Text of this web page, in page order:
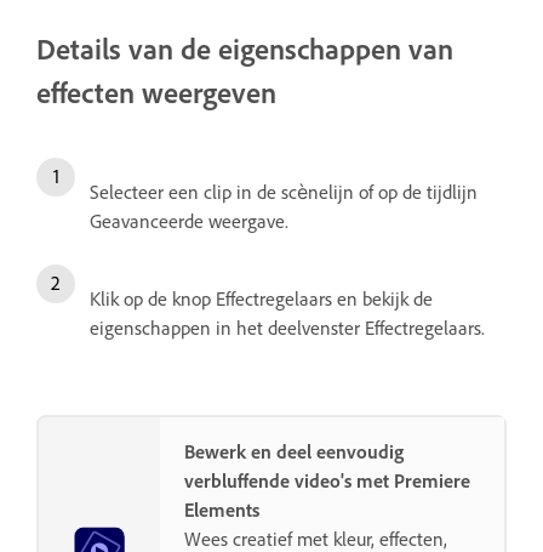
Details van de eigenschappen van
effecten weergeven
Selecteer een clip in de scènelijn of op de tijdlijn
Geavanceerde weergave.
Klik op de knop Effectregelaars en bekijk de
eigenschappen in het deelvenster Effectregelaars.
Bewerk en deel eenvoudig
verbluffende video's met Premiere
Elements
Wees creatief met kleur, effecten,